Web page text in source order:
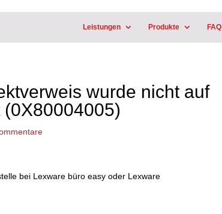
Leistungen Produkte FAQ
wurde nicht auf
bei Lexware büro easy oder Lexware